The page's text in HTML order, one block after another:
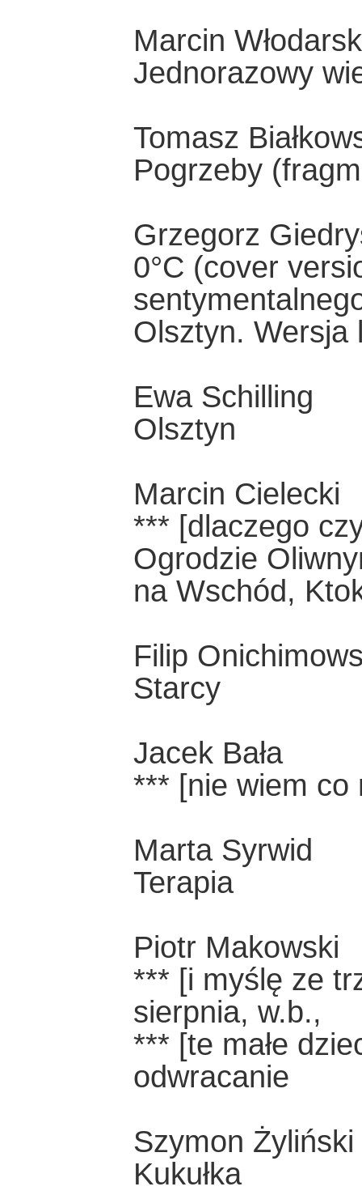
Marcin
Jednorazowy
Tomasz
Pogrzeby
Grzegorz
0°C (cover
Olsztyn. Wersja
Ewa Schilling
Olsztyn
Marcin Cielecki
*** [dlaczego
Ogrodzie
na Wschód,
Filip
Starcy
Jacek Bała
*** [nie wiem co
Marta Syrwid
Terapia
Piotr Makowski
*** [i myślę ze
sierpnia, w.b.,
*** [te małe
odwracanie
Szymon Żyliński
Kukułka